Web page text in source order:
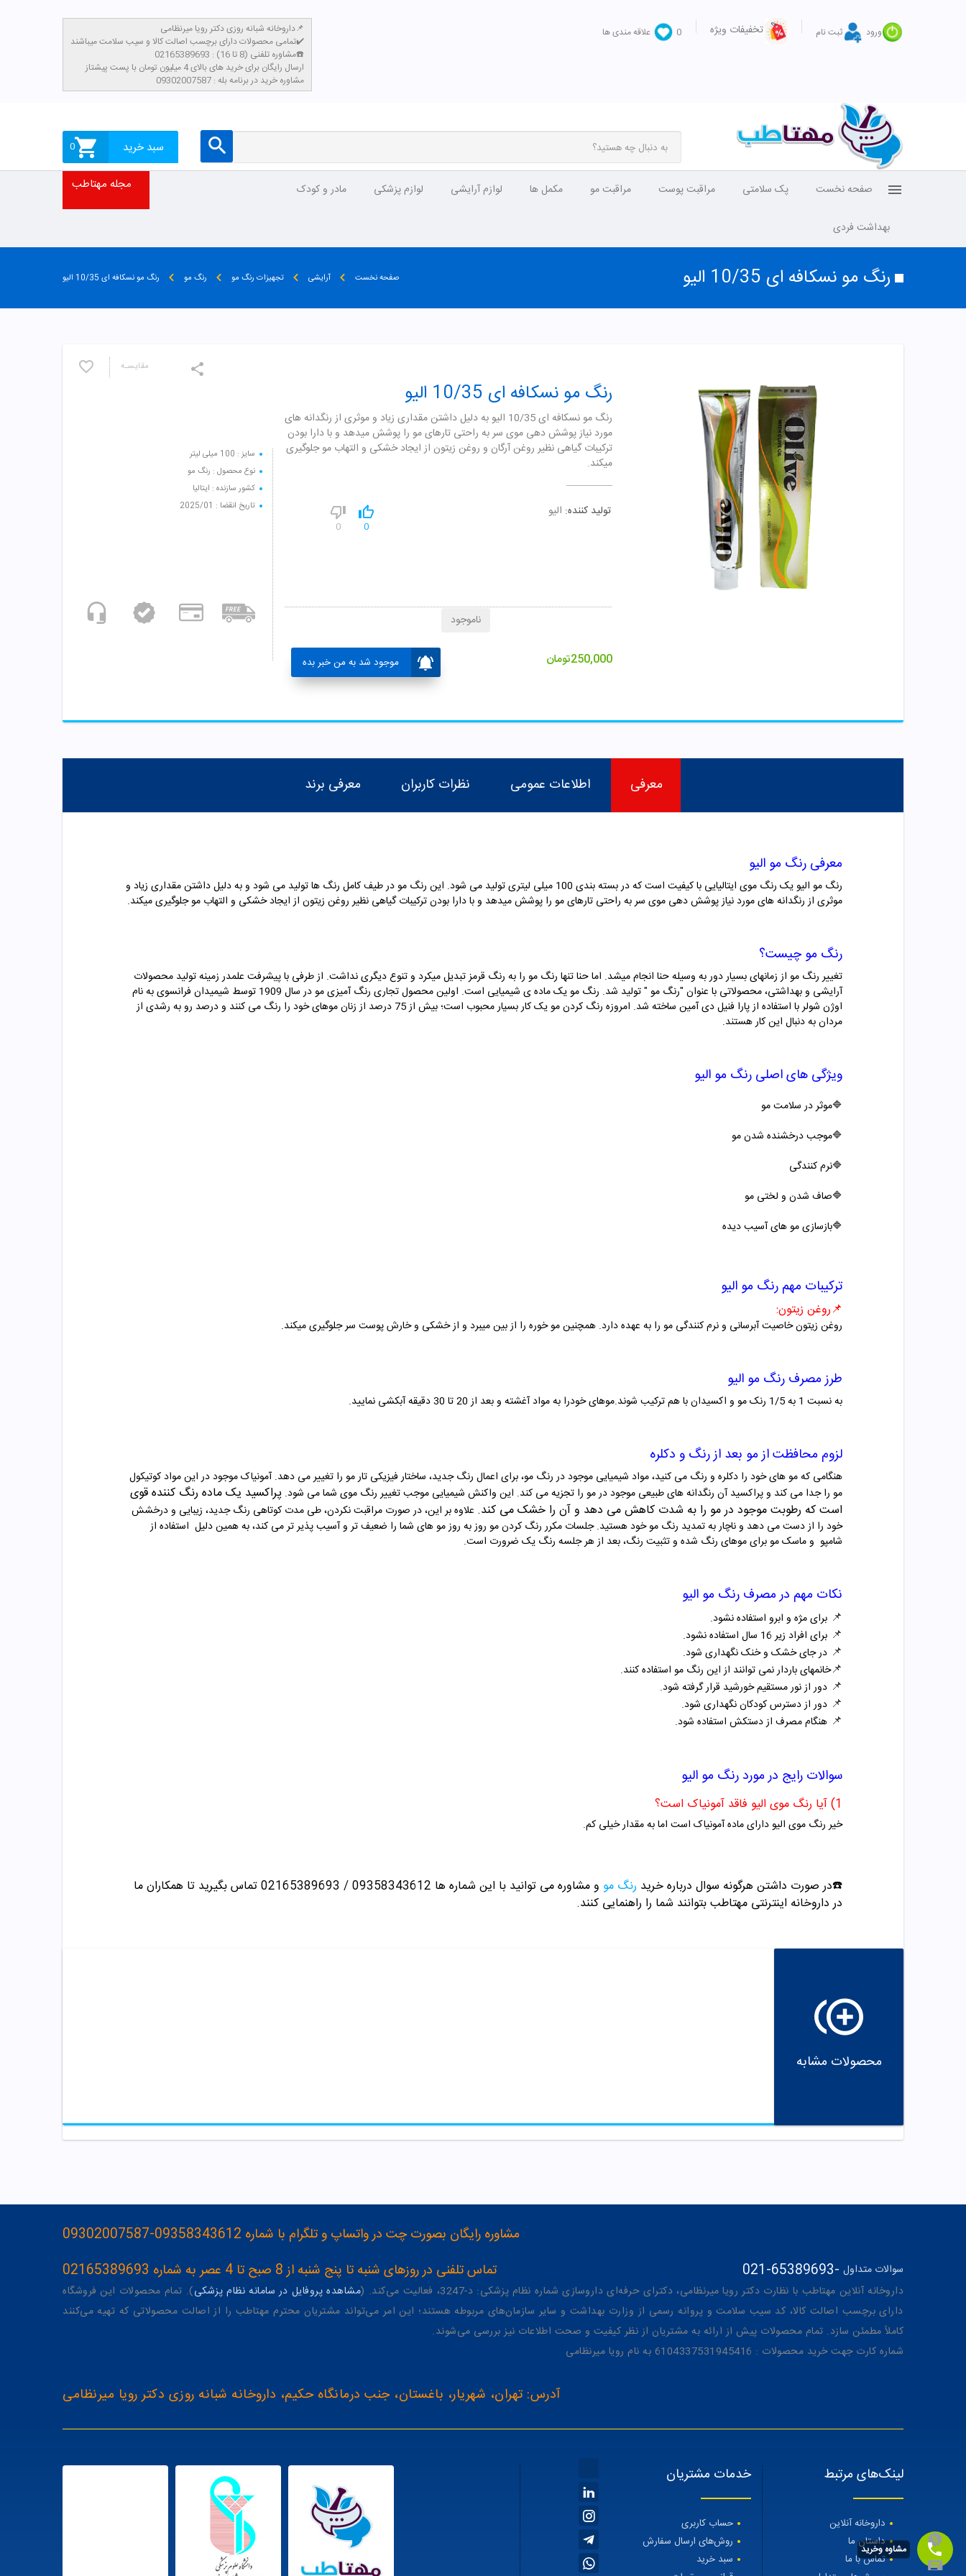
ورود ثبت نام تخفیفات ویژه 0 علاقه مندی ها
داروخانه شبانه روزی دکتر رویا میرنظامی📌
تمامی محصولات دارای برچسب اصالت کالا و سیب سلامت میباشند✔️
مشاوره تلفنی (8 تا 16) : 02165389693☎️
​ارسال رایگان برای خرید های بالای 4 میلیون تومان با پست پیشتاز
مشاوره خرید در برنامه بله : 09302007587
سبد خرید 0
صفحه نخست پک سلامتی مراقبت پوست مراقبت مو مکمل ها لوازم آرایشی لوازم پزشکی مادر و کودک
بهداشت فردی
مجله مهتاطب
رنگ مو نسکافه ای 10/35 الیو صفحه نخست آرایشی تجهیزات رنگ مو رنگ مو رنگ مو نسکافه ای 10/35 الیو
مقایسـه
سایز : 100 میلی لیتر
نوع محصول : رنگ مو
کشور سازنده : ایتالیا
تاریخ انقضا : 2025/01
رنگ مو نسکافه ای 10/35 الیو
رنگ مو نسکافه ای 10/35 الیو به دلیل داشتن مقداری زیاد و موثری از رنگدانه های
مورد نیاز پوشش دهی موی سر به راحتی تارهای مو را پوشش میدهد و با دارا بودن
ترکیبات گیاهی نظیر روغن آرگان و روغن زیتون از ایجاد خشکی و التهاب مو جلوگیری
میکند.
تولید کننده: الیو
0
0
250,000تومان موجود شد به من خبر بده
ناموجود
معرفی اطلاعات عمومی نظرات کاربران معرفی برند
معرفی رنگ مو الیو
رنگ مو الیو یک رنگ موی ایتالیایی با کیفیت است که در بسته بندی 100 میلی لیتری تولید می شود. این رنگ مو در طیف کامل رنگ ها تولید می شود و به دلیل داشتن مقداری زیاد و
موثری از رنگدانه های مورد نیاز پوشش دهی موی سر به راحتی تارهای مو را پوشش میدهد و با دارا بودن ترکیبات گیاهی نظیر روغن زیتون از ایجاد خشکی و التهاب مو جلوگیری میکند.
رنگ مو چیست؟
تغییر رنگ مو از زمانهای بسیار دور به وسیله حنا انجام میشد. اما حنا تنها رنگ مو را به رنگ قرمز تبدیل میکرد و تنوع دیگری نداشت. از طرفی با پیشرفت علمدر زمینه تولید محصولات
آرایشی و بهداشتی، محصولاتی با عنوان "رنگ مو "
تولید شد. رنگ مو یک ماده ­ی شیمیایی است. اولین محصول تجاری رنگ ­آمیزی مو در سال 1909 توسط شیمیدان فرانسوی به نام
اوژن شولر با استفاده از پارا فنیل دی آمین ساخته شد. امروزه رنگ کردن مو یک کار بسیار محبوب است؛ بیش از 75 درصد از زنان موهای خود را رنگ می کنند و درصد رو به رشدی از
مردان به دنبال این کار هستند.
ویژگی های اصلی رنگ مو الیو
🔷موثر در سلامت مو
🔷موجب درخشنده شدن مو
🔷نرم کنندگی
🔷صاف شدن و لختی مو
🔷بازسازی مو های آسیب دیده
ترکیبات مهم رنگ مو الیو
📌روغن زیتون:
روغن زیتونخاصیت آبرسانی و نرم کنندگی مو را به عهده دارد. همچنین مو خوره را از بین میبرد و از خشکی و خارش پوست سر جلوگیری میکند.
طرز مصرف رنگ مو الیو
به نسبت 1 به 1/5 رنک مو و اکسیدان با هم ترکیب شوند.موهای خودرا به مواد آغشته و بعد از 20 تا 30 دقیقه آبکشی نمایید.
لزوم محافظت از مو بعد از رنگ و دکلره
هنگامی که مو های خود را دکلره و رنگ می کنید، مواد شیمیایی موجود در رنگ مو، برای اعمال رنگ جدید، ساختار فیزیکی تار مو را تغییر می دهد. آمونیاک موجود در این مواد کوتیکول
مو را جدا می کند و پراکسید آن رنگدانه های طبیعی موجود در مو را تجزیه می کند. این واکنش شیمیایی موجب تغییر رنگ موی شما می شود. پراکسید یک ماده رنگ‌ کننده قوی
است که رطوبتموجود در مو را به شدت کاهش می دهد و آن را خشک می کند. علاوه بر این، در صورت مراقبت نکردن، طی مدت کوتاهی رنگ جدید، زیبایی و درخشش
خود را از دست می دهد و ناچار به تمدید رنگ مو خود هستید. جلسات مکرر رنگ کردن مو روز به روز مو های شما را ضعیف تر و آسیب پذیر تر می کند، به همین دلیل استفاده از
شامپو و ماسک مو برای موهای رنگ شده و تثبیت رنگ، بعد از هر جلسه رنگ یک ضرورت است.
نکات مهم در مصرف رنگ مو الیو
📌 برای مژه و ابرو استفاده نشود.
📌 برای افراد زیر 16 سال استفاده نشود.
📌 در جای خشک و خنک نگهداری شود.
📌خانمهای باردار نمی توانند از این رنگ مو استفاده کنند.
📌 دور از نور مستقیم خورشید قرار گرفته شود.
📌 دور از دسترس کودکان نگهداری شود.
📌 هنگام مصرف از دستکش استفاده شود.
سوالات رایج در مورد رنگ مو الیو
1) آیا رنگ موی الیو فاقد آمونیاک است؟
خیر رنگ موی الیو دارای ماده آمونیاک است اما به مقدار خیلی کم.
☎️در صورت داشتن هرگونه سوال درباره خرید رنگ مو و مشاوره می توانید با این شماره ها 09358343612 / 02165389693
تماس بگیرید تا همکاران ما
در داروخانه اینترنتی مهتاطب بتوانند شما را راهنمایی کنند.
محصولات مشابه
مشاوره رایگان بصورت چت در واتساپ و تلگرام با شماره 09358343612-09302007587
تماس تلفنی در روزهای شنبه تا پنج شنبه از 8 صبح تا 4 عصر به شماره 02165389693
021-65389693 سوالات متداول -
داروخانه آنلاین مهتاطب با نظارت دکتر رویا میرنظامی، دکترای حرفه‌ای داروسازی شماره نظام پزشکی: د-3247، فعالیت می‌کند. ( مشاهده پروفایل در سامانه نظام پزشکی). تمام محصولات این فروشگاه
دارای برچسب اصالت کالا، کد سیب سلامت و پروانه رسمی از وزارت بهداشت و سایر سازمان‌های مربوطه هستند؛ این امر می‌تواند مشتریان محترم مهتاطب را از اصالت محصولاتی که تهیه می‌کنند
کاملاً مطمئن سازد. تمام محصولات پیش از ارائه به مشتریان از نظر کیفیت و صحت اطلاعات نیز بررسی می‌شوند.
شماره کارت جهت خرید محصولات : 6104337531945416 به نام رویا میرنظامی
آدرس: تهران، شهریار، باغستان، جنب درمانگاه حکیم، داروخانه شبانه روزی دکتر رویا میرنظامی
لینک‌های مرتبط
داروخانه آنلاین
داستان ما
تماس با ما
خدمات مشتریان
حساب کاربری
روش‌های ارسال سفارش
سبد خرید
مشاوه وخرید